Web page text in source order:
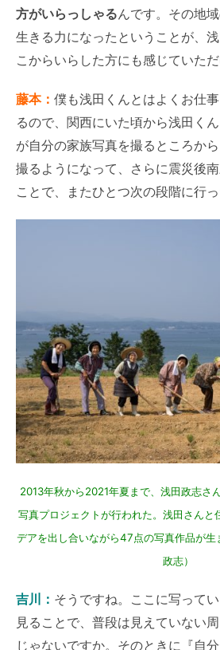
方がいらっしゃるんです。その地
生きる力になったということが、
こからいらした方にも感じていただ
藤本： 僕も浅田くんとはよくお仕
るので、関西にいた頃から浅田く
が自分の家族写真を撮るところか
撮るようになって、さらに震災後
ことで、またひとつ次の段階に行っ
2013年秋から2021年夏まで、浅田政志さ
写真プロジェクトが行われた。浅田さんと
デアを出し合いながら47点の写真作品が生
政志）
吉川： そうですね。ここに写って
見ることで、普段は見えていない
じゃないですか。そのときに『自